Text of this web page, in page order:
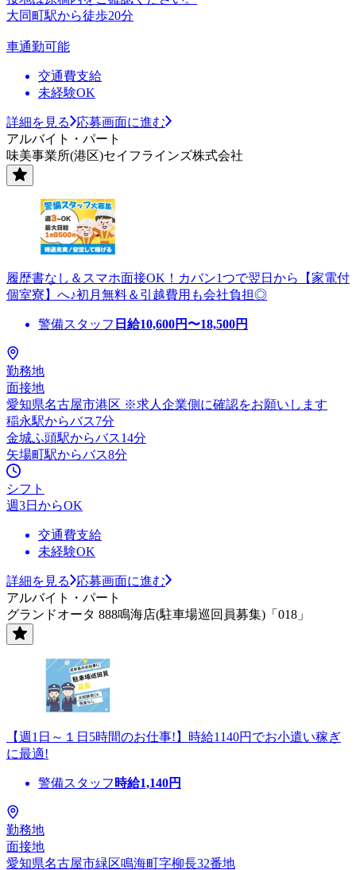
大同町駅から徒歩20分
車通勤可能
交通費支給
未経験OK
詳細を見る
応募画面に進む
アルバイト・パート
味美事業所(港区)セイフラインズ株式会社
履歴書なし＆スマホ面接OK！カバン1つで翌日から【家電付
個室寮】へ♪初月無料＆引越費用も会社負担◎
警備スタッフ 日給10,600円〜18,500円
勤務地
面接地
愛知県名古屋市港区 ※求人企業側に確認をお願いします
稲永駅からバス7分
金城ふ頭駅からバス14分
矢場町駅からバス8分
シフト
週3日からOK
交通費支給
未経験OK
詳細を見る
応募画面に進む
アルバイト・パート
グランドオータ 888鳴海店(駐車場巡回員募集)「018」
【週1日～１日5時間のお仕事!】時給1140円でお小遣い稼ぎ
に最適!
警備スタッフ 時給1,140円
勤務地
面接地
愛知県名古屋市緑区鳴海町字柳長32番地